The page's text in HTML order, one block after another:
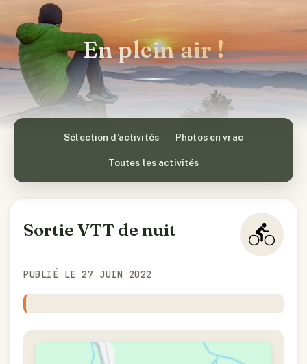
En plein air !
Sélection d’activités Photos en vrac
Toutes les activités
Sortie VTT de nuit
PUBLIÉ LE 27 JUIN 2022